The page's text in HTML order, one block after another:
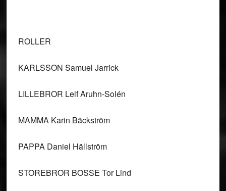
ROLLER
KARLSSON Samuel Jarrick
LILLEBROR Leif Aruhn-Solén
MAMMA Karin Bäckström
PAPPA Daniel Hällström
STOREBROR BOSSE Tor Lind